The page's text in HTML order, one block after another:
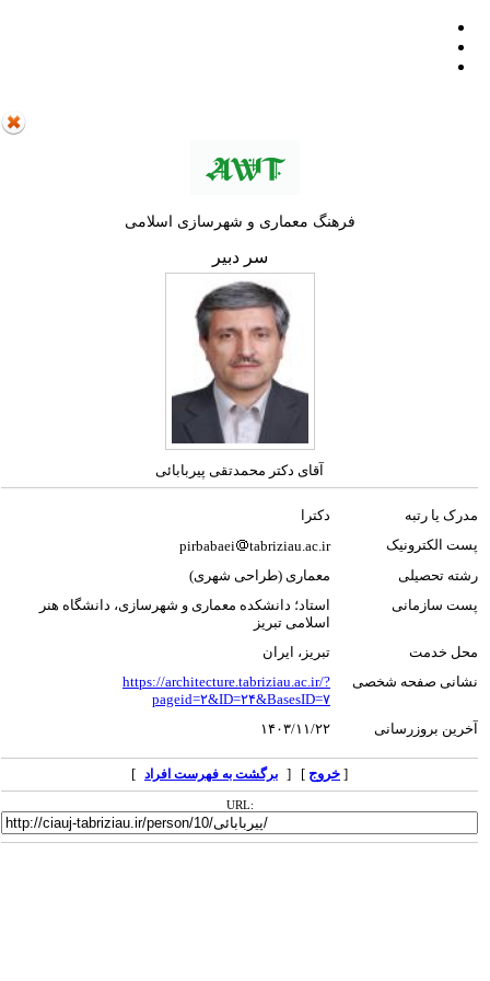
فرهنگ معماری و شهرسازی اسلامی
سر دبیر
آقای دکتر محمدتقی پیربابائی
مدرک یا رتبه
دکترا
پست الکترونیک
pirbabaei
tabriziau.ac.ir
رشته تحصیلی
معماری (طراحی شهری)
پست سازمانی
استاد؛ دانشکده معماری و شهرسازی، دانشگاه هنر
اسلامی تبریز
محل خدمت
تبریز، ایران
نشانی صفحه شخصی
https://architecture.tabriziau.ac.ir/?
pageid=۲&ID=۲۴&BasesID=۷
آخرین بروزرسانی
۱۴۰۳/۱۱/۲۲
خروج] [ برگشت به فهرست افراد ]
URL: